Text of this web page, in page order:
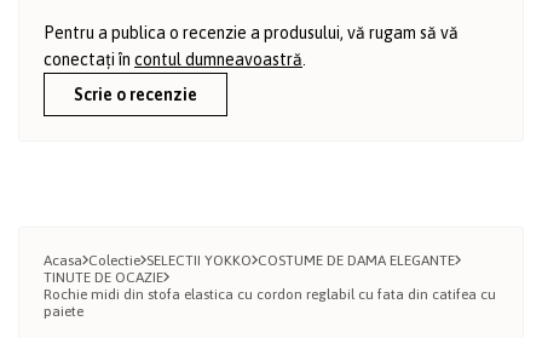
Pentru a publica o recenzie a produsului, vă rugam să vă
conectați în contul dumneavoastră.
Scrie o recenzie
Acasa Colectie SELECTII YOKKO COSTUME DE DAMA ELEGANTE
TINUTE DE OCAZIE
Rochie midi din stofa elastica cu cordon reglabil cu fata din catifea cu
paiete